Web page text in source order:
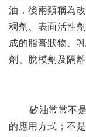
油，後兩類稱為
稠劑、表面活性
成的脂膏狀物、
劑、脫模劑及隔離
矽油常常不
的應用方式；不